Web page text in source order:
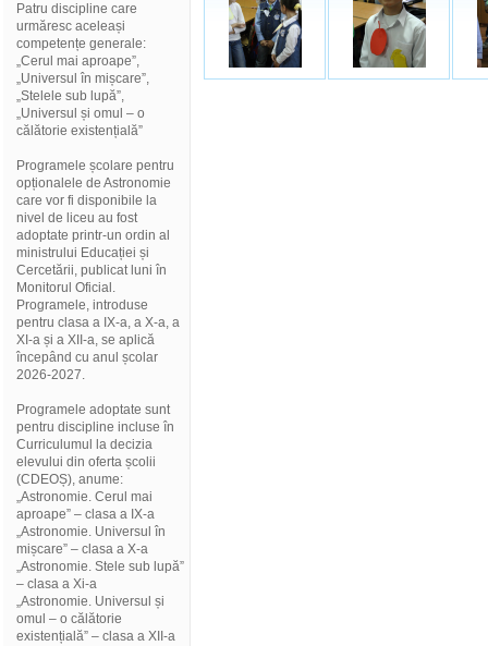
Patru discipline care
urmăresc aceleași
competențe generale:
„Cerul mai aproape”,
„Universul în mișcare”,
„Stelele sub lupă”,
„Universul și omul – o
călătorie existențială”
Programele școlare pentru
opționalele de Astronomie
care vor fi disponibile la
nivel de liceu au fost
adoptate printr-un ordin al
ministrului Educației și
Cercetării, publicat luni în
Monitorul Oficial.
Programele, introduse
pentru clasa a IX-a, a X-a, a
XI-a și a XII-a, se aplică
începând cu anul școlar
2026-2027.
Programele adoptate sunt
pentru discipline incluse în
Curriculumul la decizia
elevului din oferta școlii
(CDEOȘ), anume:
„Astronomie. Cerul mai
aproape” – clasa a IX-a
„Astronomie. Universul în
mișcare” – clasa a X-a
„Astronomie. Stele sub lupă”
– clasa a Xi-a
„Astronomie. Universul și
omul – o călătorie
existențială” – clasa a XII-a